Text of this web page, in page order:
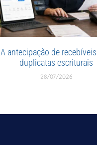
A antecipação de
duplicatas escriturais
28/07/2026